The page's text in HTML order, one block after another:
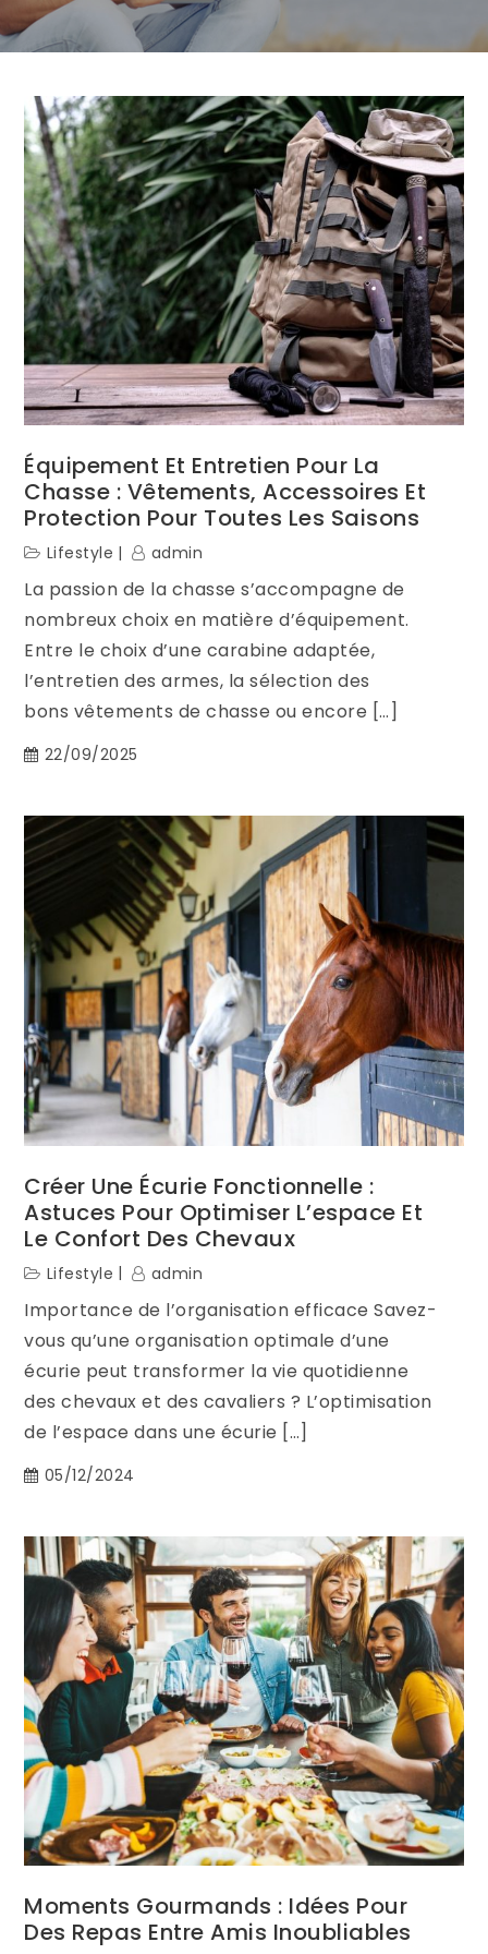
Équipement Et Entretien Pour La
Chasse : Vêtements, Accessoires Et
Protection Pour Toutes Les Saisons
Lifestyle admin
La passion de la chasse s’accompagne de
nombreux choix en matière d’équipement.
Entre le choix d’une carabine adaptée,
l’entretien des armes, la sélection des
bons vêtements de chasse ou encore […]
22/09/2025
Créer Une Écurie Fonctionnelle :
Astuces Pour Optimiser L’espace Et
Le Confort Des Chevaux
Lifestyle admin
Importance de l’organisation efficace Savez-
vous qu’une organisation optimale d’une
écurie peut transformer la vie quotidienne
des chevaux et des cavaliers ? L’optimisation
de l’espace dans une écurie […]
05/12/2024
Moments Gourmands : Idées Pour
Des Repas Entre Amis Inoubliables